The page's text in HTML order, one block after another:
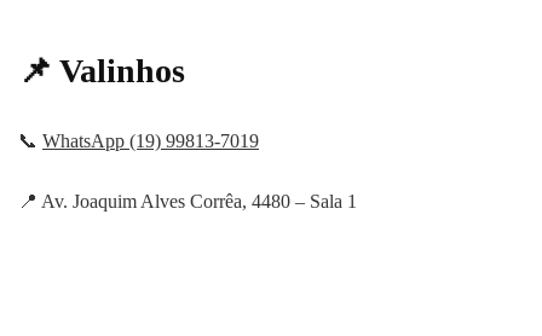
📌 Valinhos
📞 WhatsApp (19) 99813-7019
📍 Av. Joaquim Alves Corrêa, 4480 – Sala 1